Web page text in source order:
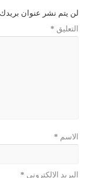
لن يتم نشر عنوان بريدك
التعليق *
الاسم *
البريد الإلكتروني *